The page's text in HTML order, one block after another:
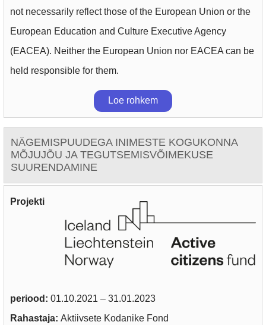
not necessarily reflect those of the European Union or the
European Education and Culture Executive Agency
(EACEA). Neither the European Union nor EACEA can be
held responsible for them.
Loe rohkem
NÄGEMISPUUDEGA INIMESTE KOGUKONNA
MÕJUJÕU JA TEGUTSEMISVÕIMEKUSE
SUURENDAMINE
Projekti
periood: 01.10.2021 – 31.01.2023
Rahastaja: Aktiivsete Kodanike Fond